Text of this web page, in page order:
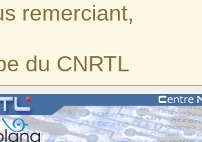
remerciant,
du CNRTL